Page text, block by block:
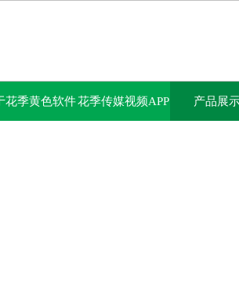
花季黄色软件花季传媒视频APP 产品展